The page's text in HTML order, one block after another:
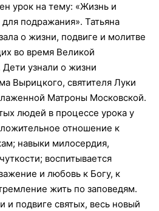
урок на тему: «Жизнь и
подражания». Татьяна
о жизни, подвиге и молитве
во время Великой
узнали о жизни
Вырицкого, святителя Луки
Матроны Московской.
людей в процессе урока у
отношение к
навыки милосердия,
воспитывается
и любовь к Богу, к
жить по заповедям.
и подвиге святых, весь новый